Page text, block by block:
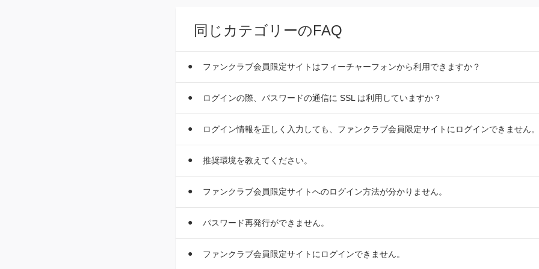
同じカテゴリーのFAQ
ファンクラブ会員限定サイトはフィーチャーフォンから利用できますか？
ログインの際、パスワードの通信に SSL は利用していますか？
ログイン情報を正しく入力しても、ファンクラブ会員限定サイトにログインできません。
推奨環境を教えてください。
ファンクラブ会員限定サイトへのログイン方法が分かりません。
パスワード再発行ができません。
ファンクラブ会員限定サイトにログインできません。